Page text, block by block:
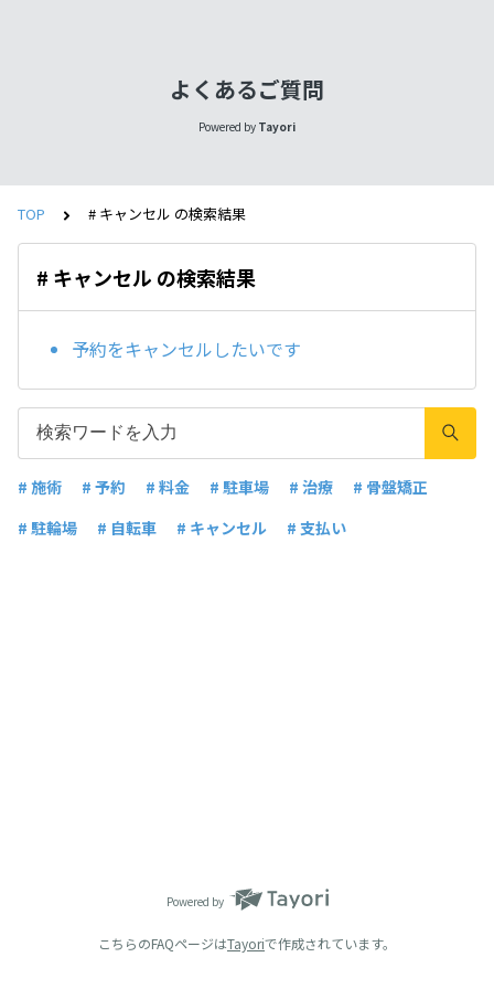
よくあるご質問
Powered by Tayori
TOP # キャンセル の検索結果
# キャンセル の検索結果
予約をキャンセルしたいです
# 施術 # 予約 # 料金 # 駐車場 # 治療
# 骨盤矯正
# 駐輪場
# 自転車 # キャンセル # 支払い
Powered by
こちらのFAQページはTayoriで作成されています。